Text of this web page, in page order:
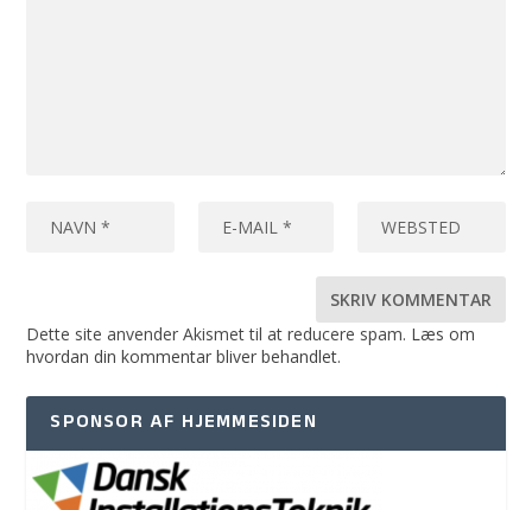
Dette site anvender Akismet til at reducere spam. Læs om
hvordan din kommentar bliver behandlet.
SPONSOR AF HJEMMESIDEN